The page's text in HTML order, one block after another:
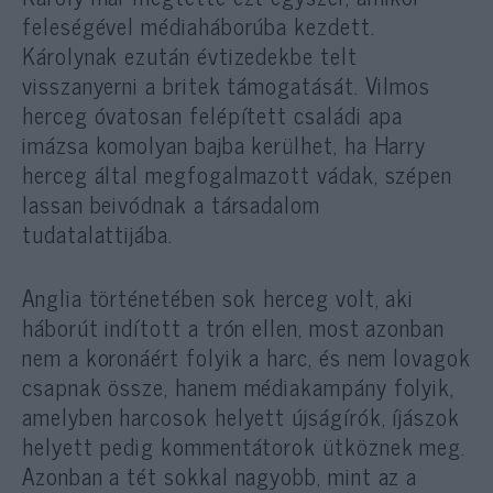
feleségével médiaháborúba kezdett.
Károlynak ezután évtizedekbe telt
visszanyerni a britek támogatását. Vilmos
herceg óvatosan felépített családi apa
imázsa komolyan bajba kerülhet, ha Harry
herceg által megfogalmazott vádak, szépen
lassan beivódnak a társadalom
tudatalattijába.
Anglia történetében sok herceg volt, aki
háborút indított a trón ellen, most azonban
nem a koronáért folyik a harc, és nem lovagok
csapnak össze, hanem médiakampány folyik,
amelyben harcosok helyett újságírók, íjászok
helyett pedig kommentátorok ütköznek meg.
Azonban a tét sokkal nagyobb, mint az a